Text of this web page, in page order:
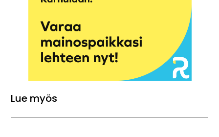
Lue myös